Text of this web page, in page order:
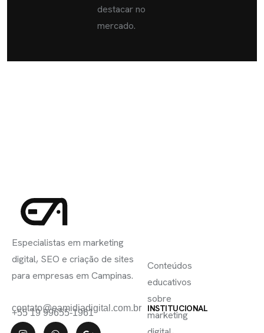
destacar no
mercado.
Especialistas em marketing
digital, SEO e criação de sites
para empresas em Campinas.
contato@eamidiadigital.com.br
+55 19 99655-1961 INSTITUCIONAL
Conteúdos
educativos
sobre
marketing